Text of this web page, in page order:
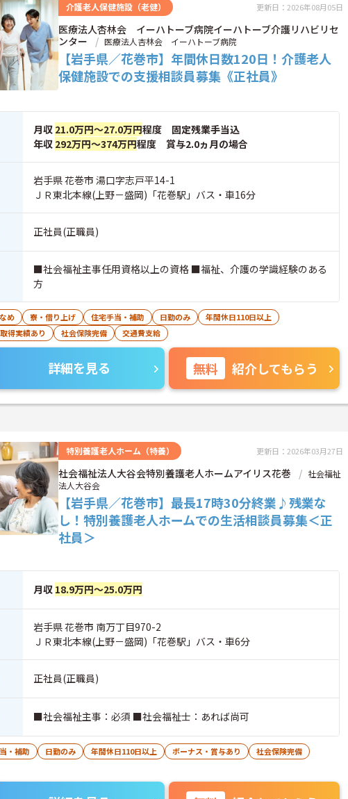
介護老人保健施設（老健） 更新日：2026年08月05日
医療法人杏林会 イーハトーブ病院イーハトーブ介護リハビリセ
ンター
医療法人杏林会 イーハトーブ病院
【岩手県／花巻市】年間休日数120日！介護老人
保健施設での支援相談員募集《正社員》
月収 21.0万円～27.0万円程度 固定残業手当込
年収 292万円～374万円程度 賞与2.0ヵ月の場合
岩手県 花巻市 湯口字志戸平14-1
ＪＲ東北本線(上野－盛岡)「花巻駅」バス・車16分
正社員(正職員)
■社会福祉主事任用資格以上の資格 ■福祉、介護の学識経験のある
方
め 寮・借り上げ 住宅手当・補助 日勤のみ
年間休日110日以上
得実績あり
社会保険完備 交通費支給
詳細を見る 無料 紹介してもらう
特別養護老人ホーム（特養） 更新日：2026年03月27日
社会福祉法人大谷会特別養護老人ホームアイリス花巻
社会福祉
法人大谷会
【岩手県／花巻市】最長17時30分終業♪残業な
し！特別養護老人ホームでの生活相談員募集＜正
社員＞
月収 18.9万円～25.0万円
岩手県 花巻市 南万丁目970-2
ＪＲ東北本線(上野－盛岡)「花巻駅」バス・車6分
正社員(正職員)
■社会福祉主事：必須 ■社会福祉士：あれば尚可
・補助 日勤のみ 年間休日110日以上 ボーナス・賞与あり
社会保険完備